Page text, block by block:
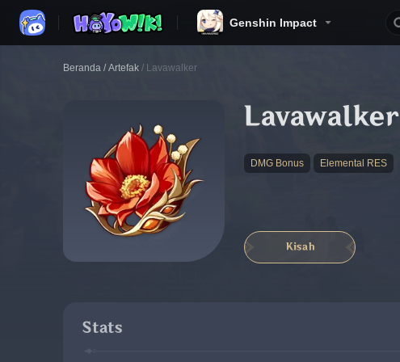
Genshin Impact
Beranda / Artefak / Lavawalker
Lavawalker
DMG Bonus Elemental RES
Kisah
Stats